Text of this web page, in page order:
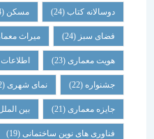
دوسالانه کتاب(24) مسکن (24)
فضای سبز(24) میراث معماری (23)
هویت معماری (23) اطلاعات تاریخی
جشنواره(22) نمای شهری(22)
جایزه معماری (21) بین الملل(21)
فناوری های نوین ساختمانی(19)